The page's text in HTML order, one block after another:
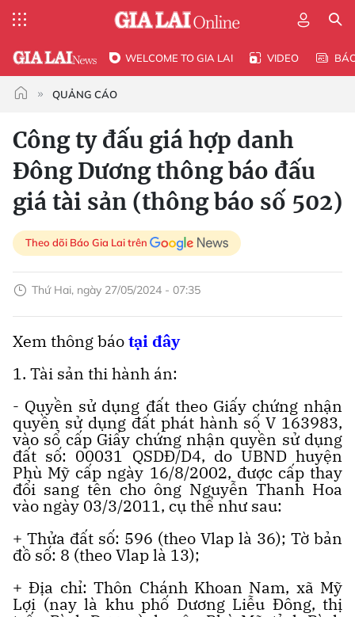
WELCOME TO GIA LAI VIDEO
QUẢNG CÁO
Công ty đấu giá hợp danh
Đông Dương thông báo đấu
giá tài sản (thông báo số 502)
Theo dõi Báo Gia Lai trên
Thứ Hai, ngày 27/05/2024 - 07:35
Xem thông báotại đây
1. Tài sản thi hành án:
- Quyền sử dụng đất theo Giấy chứng nhận
quyền sử dụng đất phát hành số V 163983,
vào sổ cấp Giấy chứng nhận quyền sử dụng
đất số: 00031 QSDĐ/D4, do UBND huyện
Phù Mỹ cấp ngày 16/8/2002, được cấp thay
đổi sang tên cho ông Nguyễn Thanh Hoa
vào ngày 03/3/2011, cụ thể như sau:
+ Thửa đất số: 596 (theo Vlap là 36); Tờ bản
đồ số: 8 (theo Vlap là 13);
+ Địa chỉ: Thôn Chánh Khoan Nam, xã Mỹ
Lợi (nay là khu phố Dương Liễu Đông, thị